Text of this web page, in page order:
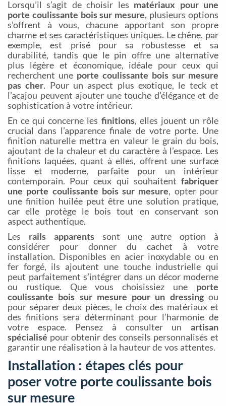
Lorsqu’il s’agit de choisir les matériaux pour une
porte coulissante bois sur mesure, plusieurs options
s’offrent à vous, chacune apportant son propre
charme et ses caractéristiques uniques. Le chêne, par
exemple, est prisé pour sa robustesse et sa
durabilité, tandis que le pin offre une alternative
plus légère et économique, idéale pour ceux qui
recherchent une porte coulissante bois sur mesure
pas cher. Pour un aspect plus exotique, le teck et
l’acajou peuvent ajouter une touche d’élégance et de
sophistication à votre intérieur.
En ce qui concerne les finitions, elles jouent un rôle
crucial dans l’apparence finale de votre porte. Une
finition naturelle mettra en valeur le grain du bois,
ajoutant de la chaleur et du caractère à l’espace. Les
finitions laquées, quant à elles, offrent une surface
lisse et moderne, parfaite pour un intérieur
contemporain. Pour ceux qui souhaitent fabriquer
une porte coulissante bois sur mesure, opter pour
une finition huilée peut être une solution pratique,
car elle protège le bois tout en conservant son
aspect authentique.
Les rails apparentssont une autre option à
considérer pour donner du cachet à votre
installation. Disponibles en acier inoxydable ou en
fer forgé, ils ajoutent une touche industrielle qui
peut parfaitement s’intégrer dans un décor moderne
ou rustique. Que vous choisissiez une porte
coulissante bois sur mesure pour un dressingou
pour séparer deux pièces, le choix des matériaux et
des finitions sera déterminant pour l’harmonie de
votre espace. Pensez à consulter un artisan
spécialisé pour obtenir des conseils personnalisés et
garantir une réalisation à la hauteur de vos attentes.
Installation : étapes clés pour
poser votre porte coulissante bois
sur mesure